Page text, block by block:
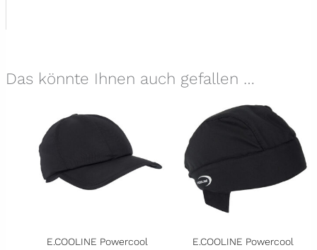
Das könnte Ihnen auch gefallen …
E.COOLINE Powercool E.COOLINE Powercool